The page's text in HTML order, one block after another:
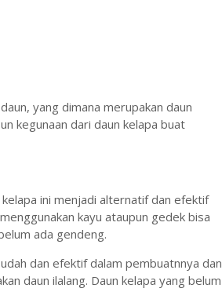
yang dimana merupakan daun
kegunaan dari daun kelapa buat
ini menjadi alternatif dan efektif
kayu ataupun gedek bisa
ada gendeng.
dan efektif dalam pembuatnnya dan
daun ilalang. Daun kelapa yang belum